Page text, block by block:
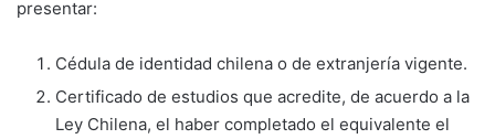
presentar:
Cédula de identidad chilena o de extranjería vigente.
Certificado de estudios que acredite, de acuerdo a la
Ley Chilena, el haber completado el equivalente el